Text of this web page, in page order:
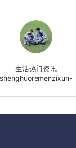
生活热门资讯
shenghuoremenzixun-